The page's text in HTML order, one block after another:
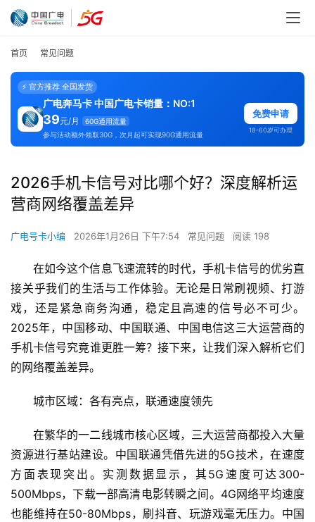
首页 常见问题
⚡ 官方推荐 全国发货
广电奔马卡 中国广电卡销量：NO:1
39元/月
60G通用流量
参与活动额外领取30G，次月起可实现90G通用流量
免费申请
18-60岁可办理
2026手机卡信号对比哪个好？深度解析运
营商网络覆盖差异
广电号卡小编 2026年1月26日 下午7:54 常见问题 阅读 198
在如今这个信息飞速流转的时代，手机卡信号的优劣直
接关乎我们的生活与工作体验。无论是日常刷视频、打游
戏，还是紧急商务沟通，稳定且高速的信号必不可少。
2025年，中国移动、中国联通、中国电信这三大运营商的
手机卡信号究竟谁更胜一筹？接下来，让我们深入解析它们
的网络覆盖差异。​
城市区域：各有亮点，联通速度领先​
在繁华的一二线城市核心区域，三大运营商都投入大量
资源进行基站建设。中国联通凭借先进的5G技术，在速度
方面表现突出。实测数据显示，其5G速度可达300-
500Mbps，下载一部高清电影转瞬之间。4G网络平均速度
也能维持在50-80Mbps，刷抖音、玩游戏毫无压力。中国